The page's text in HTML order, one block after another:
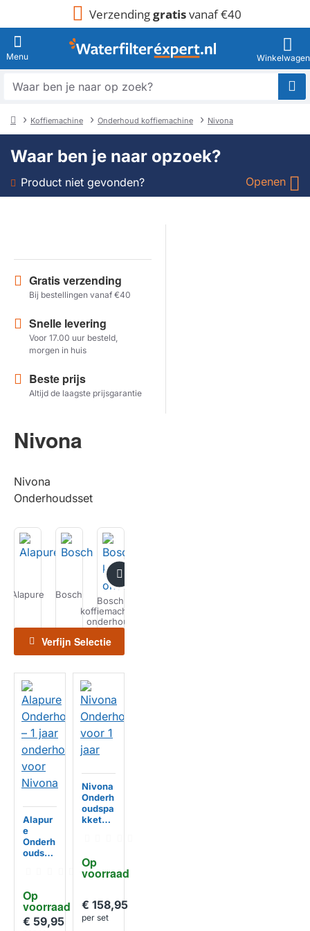
Verzendinggratisvanaf €40
Waar
zoek?
Koffiemachine Onderhoud koffiemachine Nivona
Waar ben je naar opzoek?
Product niet gevonden? Openen
Model
Herstel zoekopdracht
Gratis verzending
Bij bestellingen vanaf €40
Snelle levering
Voor 17.00 uur besteld,
morgen in huis
Beste prijs
Altijd de laagste prijsgarantie
Nivona
Nivona
Onderhoudsset
Alapure Bosch
Bosch
koffiemachine
onderhoud
Verfijn Selectie
HUISMERK
Op
voorraad
Alapur
e
Onderh
oudspa
oudsse
t voor
Nivona
€ 59,95
Op
voorraad
Nivona
Onderh
oudspa
kket
€ 158,95
per set